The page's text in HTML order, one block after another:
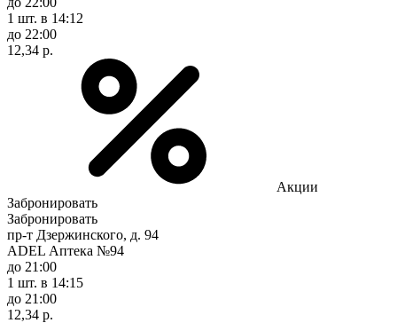
1 шт. в 14:12
до 22:00
12,34 р.
Акции
Забронировать
Забронировать
пр-т Дзержинского, д. 94
ADEL Аптека №94
до 21:00
1 шт. в 14:15
до 21:00
12,34 р.